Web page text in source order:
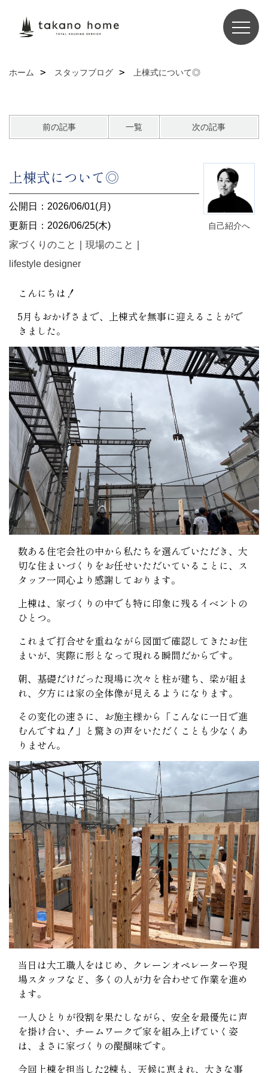
ホーム スタッフブログ 上棟式について◎
前の記事 一覧 次の記事
自己紹介へ
上棟式について◎
公開日：2026/06/01(月)
更新日：2026/06/25(木)
家づくりのこと
現場のこと
lifestyle designer
こんにちは！
5月もおかげさまで、上棟式を無事に迎えることがで
きました。
数ある住宅会社の中から私たちを選んでいただき、大
切な住まいづくりをお任せいただいていることに、ス
タッフ一同心より感謝しております。
上棟は、家づくりの中でも特に印象に残るイベントの
ひとつ。
これまで打合せを重ねながら図面で確認してきたお住
まいが、実際に形となって現れる瞬間だからです。
朝、基礎だけだった現場に次々と柱が建ち、梁が組ま
れ、夕方には家の全体像が見えるようになります。
その変化の速さに、お施主様から「こんなに一日で進
むんですね！」と驚きの声をいただくことも少なくあ
りません。
当日は大工職人をはじめ、クレーンオペレーターや現
場スタッフなど、多くの人が力を合わせて作業を進め
ます。
一人ひとりが役割を果たしながら、安全を最優先に声
を掛け合い、チームワークで家を組み上げていく姿
は、まさに家づくりの醍醐味です。
今回上棟を担当した2棟も、天候に恵まれ、大きな事